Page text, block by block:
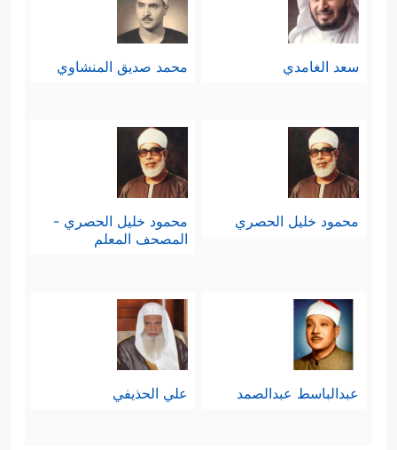
سعد الغامدي محمد صديق المنشاوي
محمود خليل الحصري
محمود خليل الحصري -
المصحف المعلم
عبدالباسط عبدالصمد علي الحذيفي